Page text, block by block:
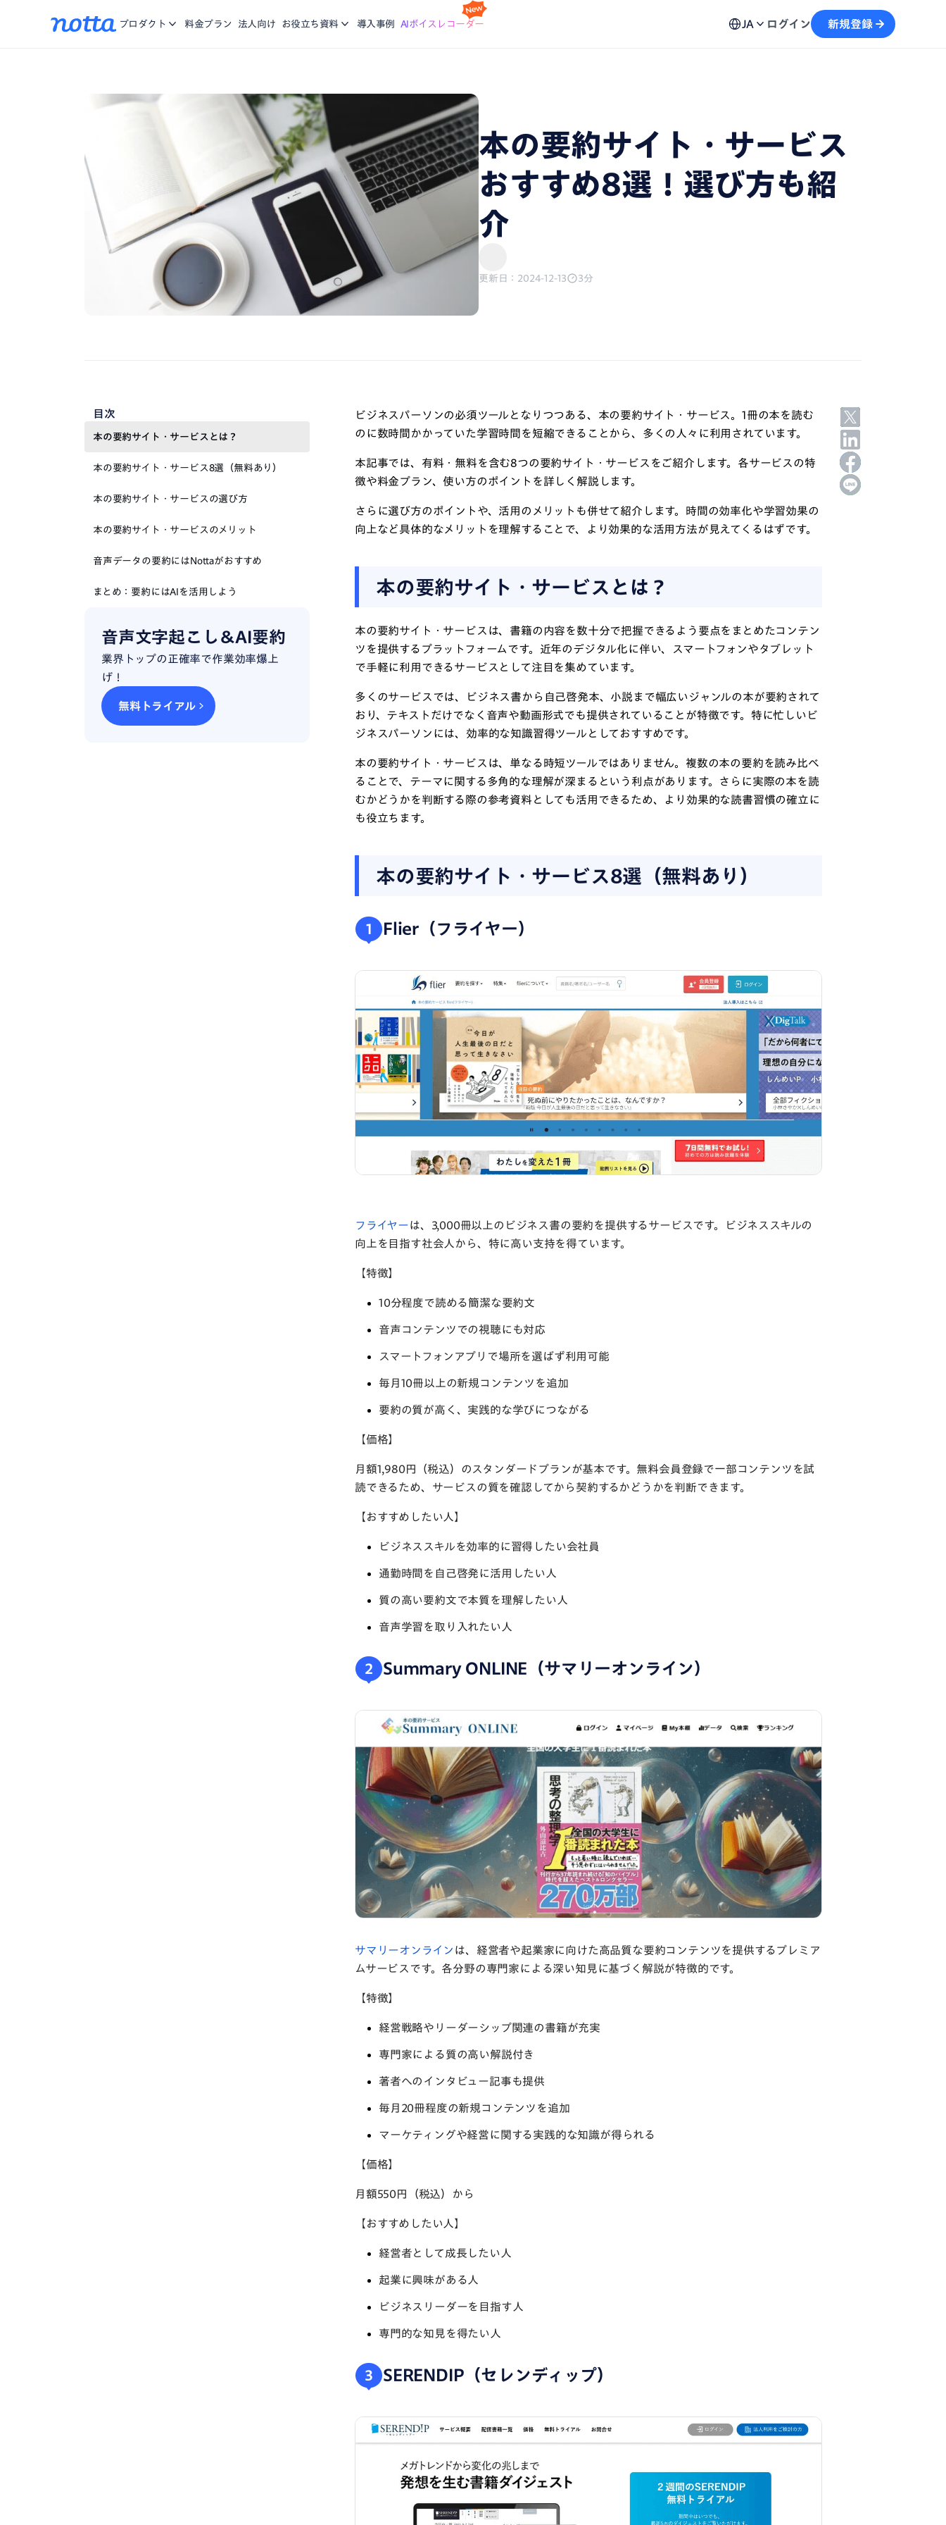
プロダクト
お問合せ iOS/Androidで使える文字起こしアプリ
営業特化AIエージェント
商談の記録、分析、CRM同期などをエージェントにお任せ
Notta Brain
思考する時間を、あなたに。会議・データの整理分析はAIにお任せ
会議の予約から文字起こしの流れがスムーズに
料金プラン 法人向け お役立ち資料
をご紹介。
Nottaの基本的な使い方について学ぶ。企業に向けた研修
コースも提供
利用方法、不具合の解決策など各種お問い合わせ窓口を
導入事例 AIボイスレコーダー JA ログイン 新規登録
本の要約サイト・サービス
おすすめ8選！選び方も紹
介
更新日：2024-12-13 3分
目次
本の要約サイト・サービスとは？
本の要約サイト・サービス8選（無料あり）
本の要約サイト・サービスの選び方
本の要約サイト・サービスのメリット
音声データの要約にはNottaがおすすめ
まとめ：要約にはAIを活用しよう
音声文字起こし＆AI要約
業界トップの正確率で作業効率爆上
げ！
無料トライアル
ビジネスパーソンの必須ツールとなりつつある、本の要約サイト・サービス。1冊の本を読む
のに数時間かかっていた学習時間を短縮できることから、多くの人々に利用されています。
本記事では、有料・無料を含む8つの要約サイト・サービスをご紹介します。各サービスの特
徴や料金プラン、使い方のポイントを詳しく解説します。
さらに選び方のポイントや、活用のメリットも併せて紹介します。時間の効率化や学習効果の
向上など具体的なメリットを理解することで、より効果的な活用方法が見えてくるはずです。
本の要約サイト・サービスとは？
本の要約サイト・サービスは、書籍の内容を数十分で把握できるよう要点をまとめたコンテン
ツを提供するプラットフォームです。近年のデジタル化に伴い、スマートフォンやタブレット
で手軽に利用できるサービスとして注目を集めています。
多くのサービスでは、ビジネス書から自己啓発本、小説まで幅広いジャンルの本が要約されて
おり、テキストだけでなく音声や動画形式でも提供されていることが特徴です。特に忙しいビ
ジネスパーソンには、効率的な知識習得ツールとしておすすめです。
本の要約サイト・サービスは、単なる時短ツールではありません。複数の本の要約を読み比べ
ることで、テーマに関する多角的な理解が深まるという利点があります。さらに実際の本を読
むかどうかを判断する際の参考資料としても活用できるため、より効果的な読書習慣の確立に
も役立ちます。
本の要約サイト・サービス8選（無料あり）
1 Flier（フライヤー）
フライヤーは、3,000冊以上のビジネス書の要約を提供するサービスです。ビジネススキルの
向上を目指す社会人から、特に高い支持を得ています。
【特徴】
10分程度で読める簡潔な要約文
音声コンテンツでの視聴にも対応
スマートフォンアプリで場所を選ばず利用可能
毎月10冊以上の新規コンテンツを追加
要約の質が高く、実践的な学びにつながる
【価格】
月額1,980円（税込）のスタンダードプランが基本です。無料会員登録で一部コンテンツを試
読できるため、サービスの質を確認してから契約するかどうかを判断できます。
【おすすめしたい人】
ビジネススキルを効率的に習得したい会社員
通勤時間を自己啓発に活用したい人
質の高い要約文で本質を理解したい人
音声学習を取り入れたい人
2 Summary ONLINE（サマリーオンライン）
サマリーオンライン は、経営者や起業家に向けた高品質な要約コンテンツを提供するプレミア
ムサービスです。各分野の専門家による深い知見に基づく解説が特徴的です。
【特徴】
経営戦略やリーダーシップ関連の書籍が充実
専門家による質の高い解説付き
著者へのインタビュー記事も提供
毎月20冊程度の新規コンテンツを追加
マーケティングや経営に関する実践的な知識が得られる
【価格】
月額550円（税込）から
【おすすめしたい人】
経営者として成長したい人
起業に興味がある人
ビジネスリーダーを目指す人
専門的な知見を得たい人
3 SERENDIP（セレンディップ）